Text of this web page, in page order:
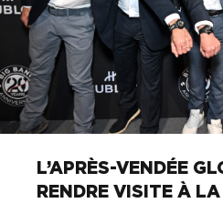
L’APRÈS-VENDÉE
RENDRE VISITE À